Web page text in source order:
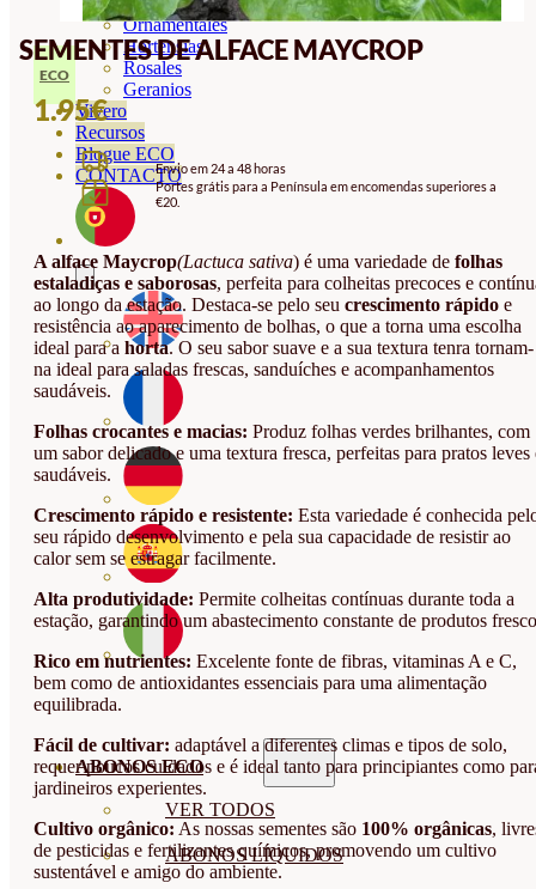
Ornamentales
Hortensias
Rosales
Geranios
Vivero
Recursos
Blogue ECO
CONTACTO
ABONOS ECO
VER TODOS
ABONOS LÍQUIDOS
SEMENTES DE ALFACE MAYCROP
ECO
1.95€
Envio em 24 a 48 horas
Portes grátis para a Península em encomendas superiores a
€20.
A alface Maycrop(Lactuca sativa) é uma variedade de folhas
estaladiças e saborosas, perfeita para colheitas precoces e
ao longo da estação. Destaca-se pelo seu crescimento rápido e
resistência ao aparecimento de bolhas, o que a torna uma escolha
ideal para a horta. O seu sabor suave e a sua textura tenra tornam-
na ideal para saladas frescas, sanduíches e acompanhamentos
saudáveis.
Folhas crocantes e macias: Produz folhas verdes brilhantes, com
um sabor delicado e uma textura fresca, perfeitas para pratos leves
saudáveis.
Crescimento rápido e resistente: Esta variedade é conhecida
seu rápido desenvolvimento e pela sua capacidade de resistir ao
calor sem se estragar facilmente.
Alta produtividade: Permite colheitas contínuas durante toda a
estação, garantindo um abastecimento constante de produtos
Rico em nutrientes: Excelente fonte de fibras, vitaminas A e C,
bem como de antioxidantes essenciais para uma alimentação
equilibrada.
Fácil de cultivar: adaptável a diferentes climas e tipos de solo,
requer poucos cuidados e é ideal tanto para principiantes como
jardineiros experientes.
Cultivo orgânico: As nossas sementes são 100% orgânicas,
de pesticidas e fertilizantes químicos, promovendo um cultivo
sustentável e amigo do ambiente.